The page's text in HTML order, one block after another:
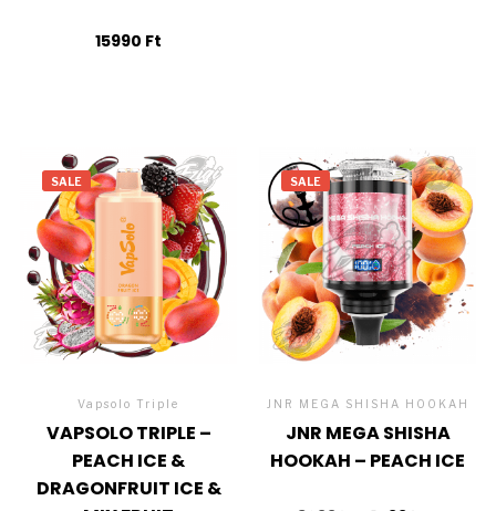
15990 Ft
SALE
Vapsolo Triple
VAPSOLO TRIPLE –
PEACH ICE &
DRAGONFRUIT ICE &
SALE
JNR MEGA SHISHA HOOKAH
JNR MEGA SHISHA
HOOKAH – PEACH ICE